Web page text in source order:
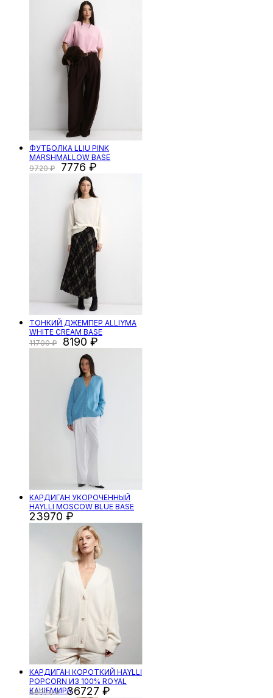
ФУТБОЛКА LLIU PINK
MARSHMALLOW BASE
9720
7776
ТОНКИЙ ДЖЕМПЕР ALLIYMA
WHITE CREAM BASE
11700
8190
КАРДИГАН УКОРОЧЕННЫЙ
HAYLLI MOSCOW BLUE BASE
23970
КАРДИГАН КОРОТКИЙ HAYLLI
POPCORN ИЗ 100% ROYAL
КАШЕМИРА
48970 36727